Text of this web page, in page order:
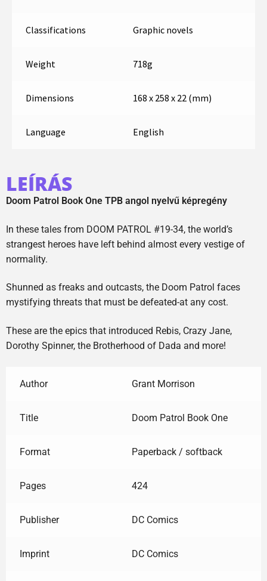
Classifications Graphic novels
Weight 718g
Dimensions 168 x 258 x 22 (mm)
Language English
LEÍRÁS
Doom Patrol Book One TPB angol nyelvű képregény
In these tales from DOOM PATROL #19-34, the world’s
strangest heroes have left behind almost every vestige of
normality.
Shunned as freaks and outcasts, the Doom Patrol faces
mystifying threats that must be defeated-at any cost.
These are the epics that introduced Rebis, Crazy Jane,
Dorothy Spinner, the Brotherhood of Dada and more!
Author Grant Morrison
Title Doom Patrol Book One
Format Paperback / softback
Pages 424
Publisher DC Comics
Imprint DC Comics